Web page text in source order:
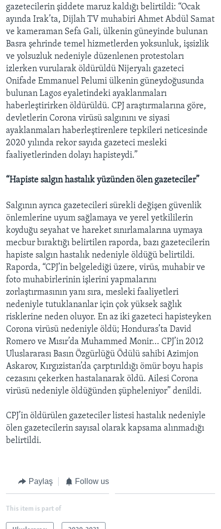
gazetecilerin şiddete maruz kaldığı belirtildi: “Ocak
ayında Irak’ta, Dijlah TV muhabiri Ahmet Abdül Samat
ve kameraman Sefa Gali, ülkenin güneyinde bulunan
Basra şehrinde temel hizmetlerden yoksunluk, işsizlik
ve yolsuzluk nedeniyle düzenlenen protestoları
izlerken vurularak öldürüldü Nijeryalı gazeteci
Onifade Emmanuel Pelumi ülkenin güneydoğusunda
bulunan Lagos eyaletindeki ayaklanmaları
haberleştirirken öldürüldü. CPJ araştırmalarına göre,
devletlerin Corona virüsü salgınını ve siyasi
ayaklanmaları haberleştirenlere tepkileri neticesinde
2020 yılında rekor sayıda gazeteci mesleki
faaliyetlerinden dolayı hapisteydi.”
“Hapiste salgın hastalık yüzünden ölen gazeteciler”
Salgının ayrıca gazetecileri sürekli değişen güvenlik
önlemlerine uyum sağlamaya ve yerel yetkililerin
koyduğu seyahat ve hareket sınırlamalarına uymaya
mecbur bıraktığı belirtilen raporda, bazı gazetecilerin
hapiste salgın hastalık nedeniyle öldüğü belirtildi.
Raporda, “CPJ’in belgelediği üzere, virüs, muhabir ve
foto muhabirlerinin işlerini yapmalarını
zorlaştırmasının yanı sıra, mesleki faaliyetleri
nedeniyle tutuklananlar için çok yüksek sağlık
risklerine neden oluyor. En az iki gazeteci hapisteyken
Corona virüsü nedeniyle öldü; Honduras’ta David
Romero ve Mısır’da Muhammed Monir... CPJ’in 2012
Uluslararası Basın Özgürlüğü Ödülü sahibi Azimjon
Askarov, Kırgızistan’da çarptırıldığı ömür boyu hapis
cezasını çekerken hastalanarak öldü. Ailesi Corona
virüsü nedeniyle öldüğünden şüpheleniyor” denildi.
CPJ’in öldürülen gazeteciler listesi hastalık nedeniyle
ölen gazetecilerin sayısal olarak kapsama alınmadığı
belirtildi.
Paylaş Follow us
This item is part of